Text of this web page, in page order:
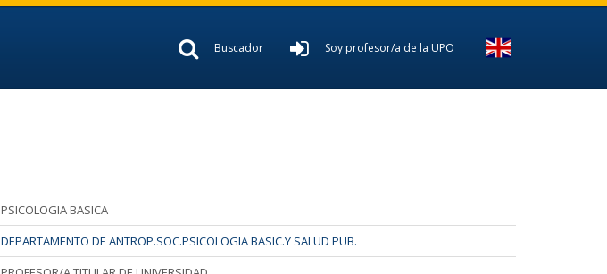
Buscador Soy profesor/a de la UPO
PSICOLOGIA BASICA
DEPARTAMENTO DE ANTROP.SOC.PSICOLOGIA BASIC.Y SALUD PUB.